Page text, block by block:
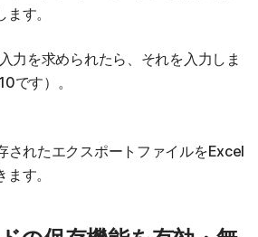
す。
力を求められたら、それを入力しま
です）。
されたエクスポートファイルをExcel
す。